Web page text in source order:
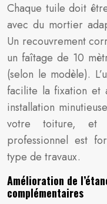
Chaque tuile doit
avec du mortier
Un recouvrement
un faîtage de 10
(selon le modèle).
facilite la fixation et
installation
votre toiture, et
professionnel est
type de travaux.
Amélioration de
complémentaires